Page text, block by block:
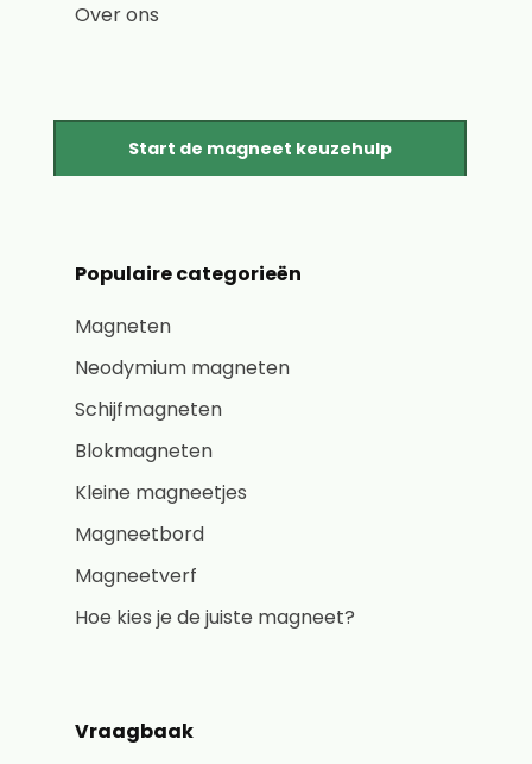
Over ons
Start de magneet keuzehulp
Populaire categorieën
Magneten
Neodymium magneten
Schijfmagneten
Blokmagneten
Kleine magneetjes
Magneetbord
Magneetverf
Hoe kies je de juiste magneet?
Vraagbaak